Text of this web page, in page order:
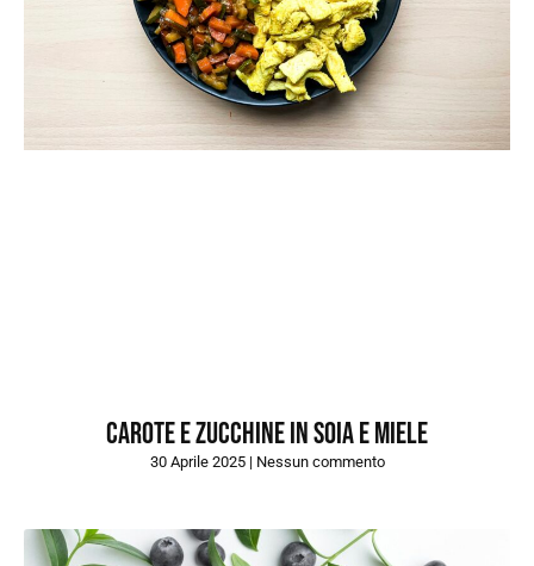
CAROTE E ZUCCHINE IN SOIA E MIELE
30 Aprile 2025 Nessun commento